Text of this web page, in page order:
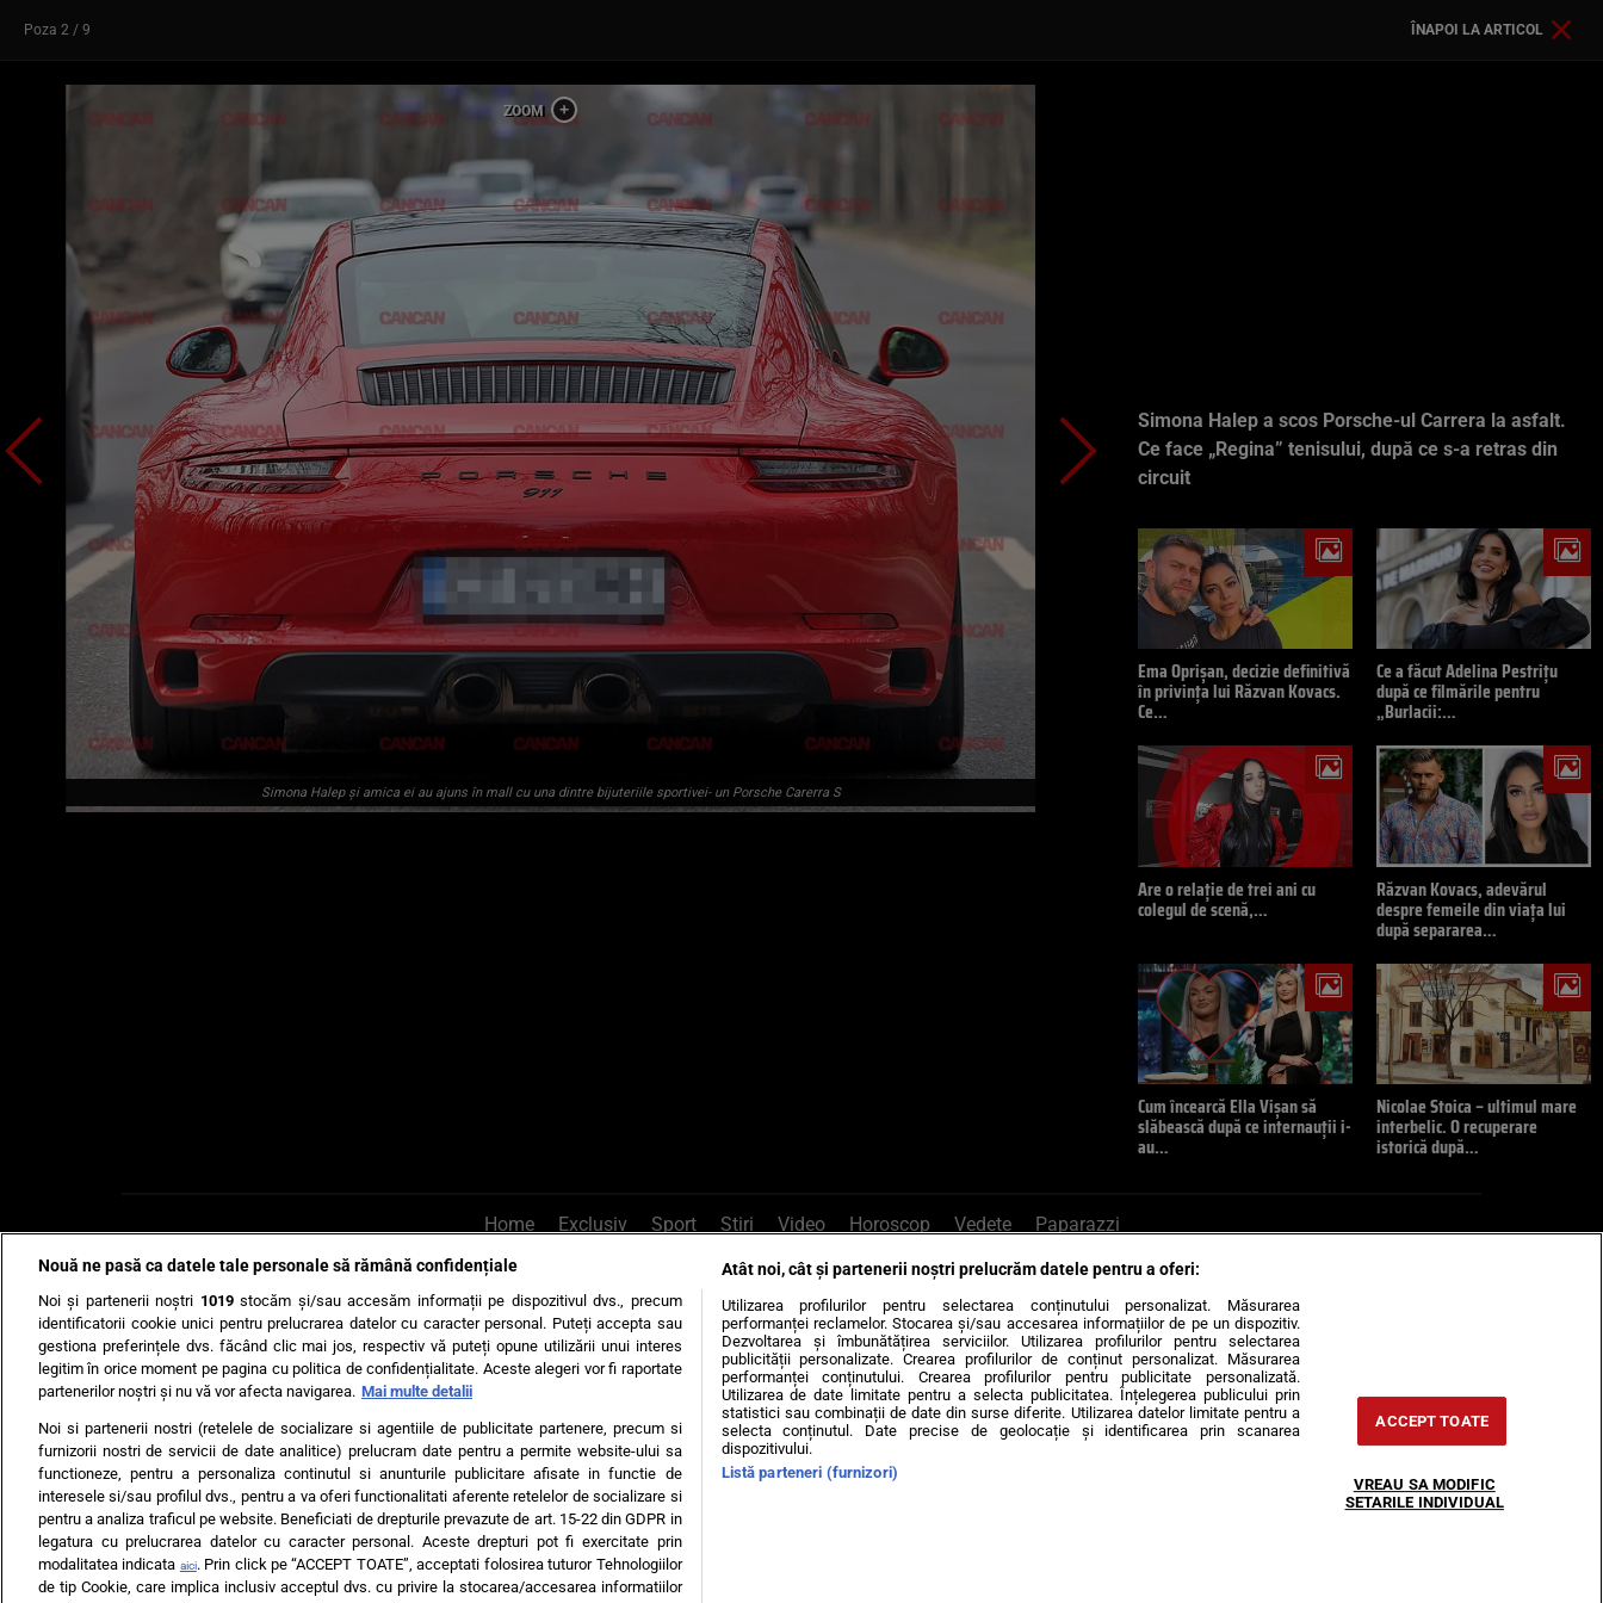
Poza 2 / 9 ÎNAPOI LA ARTICOL
Simona Halep și amica ei au ajuns în mall cu una dintre bijuteriile sportivei- un Porsche Carerra S
Simona Halep a scos Porsche-ul Carrera la asfalt.
Ce face „Regina” tenisului, după ce s-a retras din
circuit
Ema Oprișan, decizie definitivă
în privința lui Răzvan Kovacs.
Ce…
Ce a făcut Adelina Pestrițu
după ce filmările pentru
„Burlacii:…
Are o relație de trei ani cu
colegul de scenă,…
Răzvan Kovacs, adevărul
despre femeile din viața lui
după separarea…
Cum încearcă Ella Vișan să
slăbească după ce internauții i-
au…
Nicolae Stoica – ultimul mare
interbelic. O recuperare
istorică după…
Home Exclusiv Sport Știri Video Horoscop Vedete Paparazzi
AI UN PONT? Scrie-ne pe Whatsapp, sună la 0741226226 sau trimite mail la pont@cancan.ro
Știri interne Știri externe Politică
Ultimele stiri Diete Insula Iubirii Dictionar de vise LIFE STYLE Horoscop
Echipa editorială Termeni si condiții Politica de confidențialitate
Nouă ne pasă ca datele tale personale să rămână confidențiale
Noi și partenerii noștri 1019stocăm și/sau accesăm informații pe dispozitivul dvs., precum
identificatorii cookie unici pentru prelucrarea datelor cu caracter personal. Puteți accepta sau
gestiona preferințele dvs. făcând clic mai jos, respectiv vă puteți opune utilizării unui interes
legitim în orice moment pe pagina cu politica de confidențialitate. Aceste alegeri vor fi raportate
partenerilor noștri și nu vă vor afecta navigarea. Mai multe detalii
Noi si partenerii nostri (retelele de socializare si agentiile de publicitate partenere, precum si
furnizorii nostri de servicii de date analitice) prelucram date pentru a permite website-ului sa
functioneze, pentru a personaliza continutul si anunturile publicitare afisate in functie de
interesele si/sau profilul dvs., pentru a va oferi functionalitati aferente retelelor de socializare si
pentru a analiza traficul pe website. Beneficiati de drepturile prevazute de art. 15-22 din GDPR in
legatura cu prelucrarea datelor cu caracter personal. Aceste drepturi pot fi exercitate prin
modalitatea indicata aici. Prin click pe “ACCEPT TOATE”, acceptati folosirea tuturor Tehnologiilor
de tip Cookie, care implica inclusiv acceptul dvs. cu privire la stocarea/accesarea informatiilor
Atât noi, cât și partenerii noștri prelucrăm datele pentru a oferi:
Utilizarea profilurilor pentru selectarea conținutului personalizat. Măsurarea
performanței reclamelor. Stocarea și/sau accesarea informațiilor de pe un dispozitiv.
Dezvoltarea și îmbunătățirea serviciilor. Utilizarea profilurilor pentru selectarea
publicității personalizate. Crearea profilurilor de conținut personalizat. Măsurarea
performanței conținutului. Crearea profilurilor pentru publicitate personalizată.
Utilizarea de date limitate pentru a selecta publicitatea. Înțelegerea publicului prin
statistici sau combinații de date din surse diferite. Utilizarea datelor limitate pentru a
selecta conținutul. Date precise de geolocație și identificarea prin scanarea
dispozitivului.
Listă parteneri (furnizori)
ACCEPT TOATE
VREAU SA MODIFIC
SETARILE INDIVIDUAL